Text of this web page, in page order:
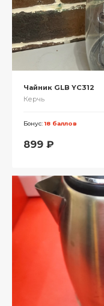
Чайник GLB YC312
Керчь
Бонус:18 баллов
899 ₽